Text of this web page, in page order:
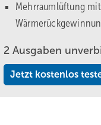
Mehrraumlüftung mit
2 Ausgaben
Jetzt kostenlos